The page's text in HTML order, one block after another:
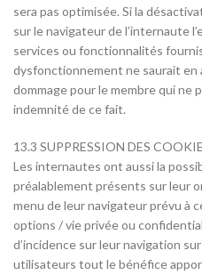
sera pas optimisée. Si la
sur le navigateur de l’internaute
services ou fonctionnalités
dysfonctionnement ne saurait en
dommage pour le membre qui ne
indemnité de ce fait.
13.3 SUPPRESSION DES
Les internautes ont aussi la
préalablement présents sur leur
menu de leur navigateur prévu à
options / vie privée ou
d’incidence sur leur navigation
utilisateurs tout le bénéfice